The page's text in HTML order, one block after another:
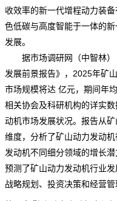
收效率的新一代增程动力装
色低碳与高度智能于一体的
发展。
据市场调研网（中智林）
发展前景报告》，2025年矿
市场规模将达 亿元，期间年
相关协会及科研机构的详实
动机市场发展状况。报告从
维度，分析了矿山动力发动机
发动机不同细分领域的增长
预测了矿山动力发动机行业
战略规划、投资决策和经营